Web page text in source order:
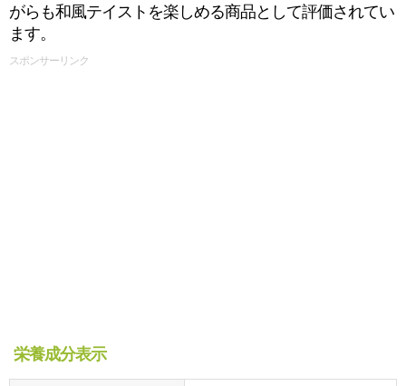
がらも和風テイストを楽しめる商品として評価されてい
ます。
スポンサーリンク
栄養成分表示